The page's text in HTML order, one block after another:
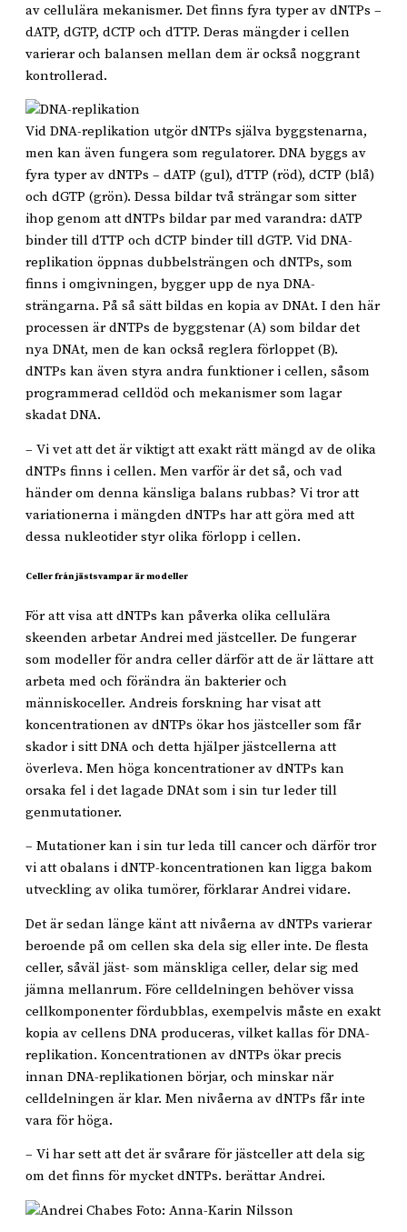
av cellulära mekanismer. Det finns fyra typer av dNTPs –
dATP, dGTP, dCTP och dTTP. Deras mängder i cellen
varierar och balansen mellan dem är också noggrant
kontrollerad.
Vid DNA-replikation utgör dNTPs själva byggstenarna,
men kan även fungera som regulatorer. DNA byggs av
fyra typer av dNTPs – dATP (gul), dTTP (röd), dCTP (blå)
och dGTP (grön). Dessa bildar två strängar som sitter
ihop genom att dNTPs bildar par med varandra: dATP
binder till dTTP och dCTP binder till dGTP. Vid DNA-
replikation öppnas dubbelsträngen och dNTPs, som
finns i omgivningen, bygger upp de nya DNA-
strängarna. På så sätt bildas en kopia av DNAt. I den här
processen är dNTPs de byggstenar (A) som bildar det
nya DNAt, men de kan också reglera förloppet (B).
dNTPs kan även styra andra funktioner i cellen, såsom
programmerad celldöd och mekanismer som lagar
skadat DNA.
– Vi vet att det är viktigt att exakt rätt mängd av de olika
dNTPs finns i cellen. Men varför är det så, och vad
händer om denna känsliga balans rubbas? Vi tror att
variationerna i mängden dNTPs har att göra med att
dessa nukleotider styr olika förlopp i cellen.
Celler från jästsvampar är modeller
För att visa att dNTPs kan påverka olika cellulära
skeenden arbetar Andrei med jästceller. De fungerar
som modeller för andra celler därför att de är lättare att
arbeta med och förändra än bakterier och
människoceller. Andreis forskning har visat att
koncentrationen av dNTPs ökar hos jästceller som får
skador i sitt DNA och detta hjälper jästcellerna att
överleva. Men höga koncentrationer av dNTPs kan
orsaka fel i det lagade DNAt som i sin tur leder till
genmutationer.
– Mutationer kan i sin tur leda till cancer och därför tror
vi att obalans i dNTP-koncentrationen kan ligga bakom
utveckling av olika tumörer, förklarar Andrei vidare.
Det är sedan länge känt att nivåerna av dNTPs varierar
beroende på om cellen ska dela sig eller inte. De flesta
celler, såväl jäst- som mänskliga celler, delar sig med
jämna mellanrum. Före celldelningen behöver vissa
cellkomponenter fördubblas, exempelvis måste en exakt
kopia av cellens DNA produceras, vilket kallas för DNA-
replikation. Koncentrationen av dNTPs ökar precis
innan DNA-replikationen börjar, och minskar när
celldelningen är klar. Men nivåerna av dNTPs får inte
vara för höga.
– Vi har sett att det är svårare för jästceller att dela sig
om det finns för mycket dNTPs. berättar Andrei.